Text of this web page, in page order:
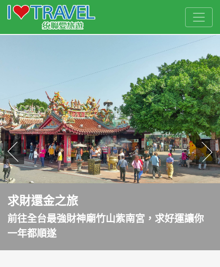
求財還金之旅
前往全台最強財神廟竹山紫南宮，求好運讓你
一年都順遂
往前 往